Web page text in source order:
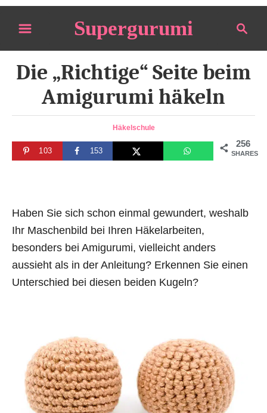
i
a
r
Supergurumi
Die „Richtige“ Seite beim
Amigurumi häkeln
C
a
i
e
Häkelschule
256
SHARES
103 153
Haben Sie sich schon einmal gewundert, weshalb
Ihr Maschenbild bei Ihren Häkelarbeiten,
besonders bei Amigurumi, vielleicht anders
aussieht als in der Anleitung? Erkennen Sie einen
Unterschied bei diesen beiden Kugeln?